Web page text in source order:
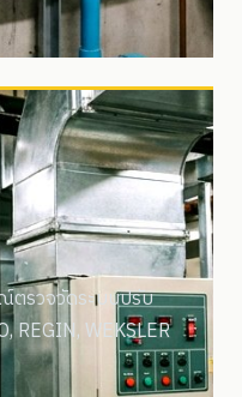
ตรวจวัดระบบปรับ
REGIN, WEKSLER